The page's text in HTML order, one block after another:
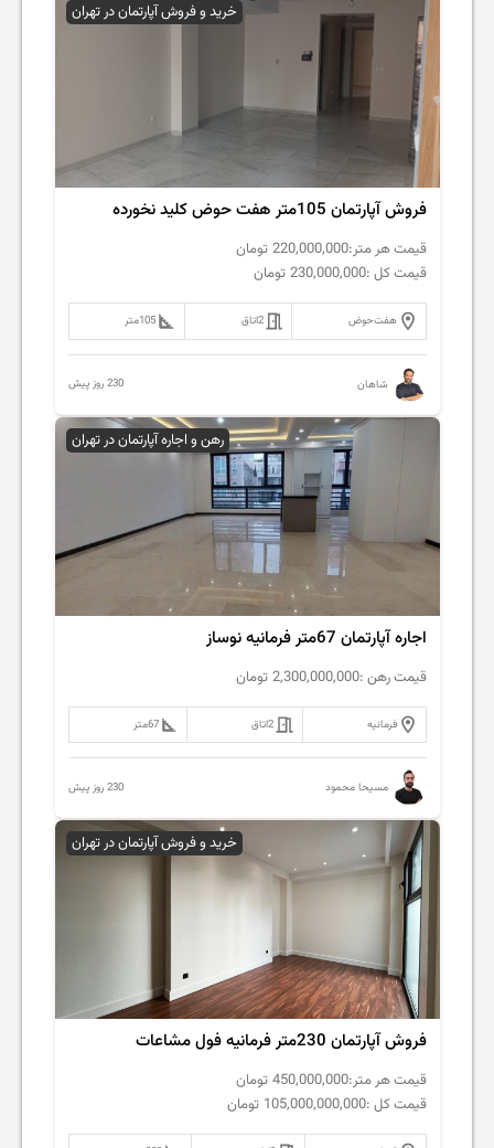
خرید و فروش آپارتمان در تهران
فروش آپارتمان 105متر هفت حوض کلید نخورده
قیمت هر متر:220,000,000 تومان
قیمت کل :230,000,000 تومان
هفت‌حوض 2اتاق 105متر
شاهان 230 روز پیش
رهن و اجاره آپارتمان در تهران
اجاره آپارتمان 67متر فرمانیه نوساز
قیمت رهن :2,300,000,000 تومان
فرمانیه 2اتاق 67متر
مسیحا محمود 230 روز پیش
خرید و فروش آپارتمان در تهران
فروش آپارتمان 230متر فرمانیه فول مشاعات
قیمت هر متر:450,000,000 تومان
قیمت کل :105,000,000,000 تومان